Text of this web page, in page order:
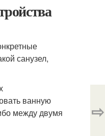
санузел,
ванную
между двумя
⇨